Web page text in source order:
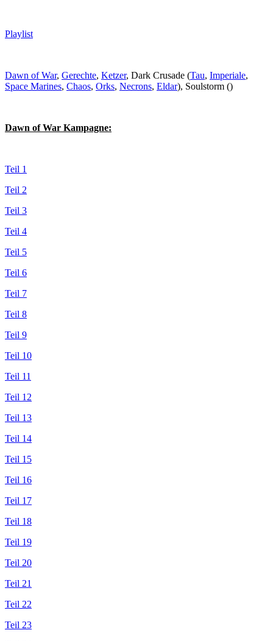
Playlist
Dawn of War, Gerechte, Ketzer, Dark Crusade (Tau, Imperiale,
Space Marines, Chaos, Orks, Necrons, Eldar), Soulstorm ()
Dawn of War Kampagne:
Teil 1
Teil 2
Teil 3
Teil 4
Teil 5
Teil 6
Teil 7
Teil 8
Teil 9
Teil 10
Teil 11
Teil 12
Teil 13
Teil 14
Teil 15
Teil 16
Teil 17
Teil 18
Teil 19
Teil 20
Teil 21
Teil 22
Teil 23